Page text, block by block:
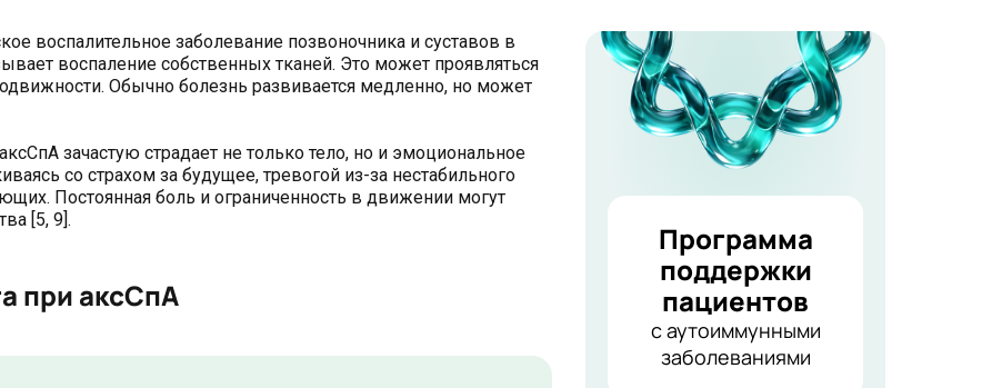
воспалительное заболевание позвоночника и суставов в
воспаление собственных тканей. Это может проявляться
Обычно болезнь развивается медленно, но может
зачастую страдает не только тело, но и эмоциональное
со страхом за будущее, тревогой из-за нестабильного
Постоянная боль и ограниченность в движении могут
[5, 9].
при аксСпА
Программа
поддержки
пациентов
с аутоиммунными
заболеваниями